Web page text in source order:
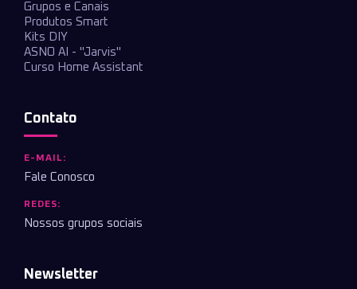
Grupos e Canais
Produtos Smart
Kits DIY
ASNO AI - "Jarvis"
Curso Home Assistant
Contato
E-MAIL:
Fale Conosco
REDES:
Nossos grupos sociais
Newsletter